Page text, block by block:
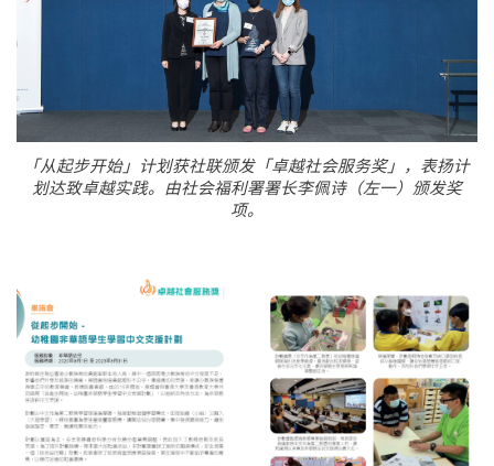
「从起步开始」计划获社联颁发「卓越社会服务奖」，表扬计
划达致卓越实践。由社会福利署署长李佩诗（左一）颁发奖
项。